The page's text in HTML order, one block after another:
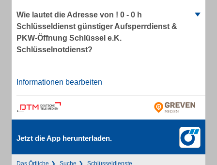
Wie lautet die Adresse von ! 0 - 0 h
Schlüsseldienst günstiger Aufsperrdienst &
PKW-Öffnung Schlüssel e.K.
Schlüsselnotdienst?
Informationen bearbeiten
Jetzt die App herunterladen.
Das Örtliche Suche Schlüsseldienste